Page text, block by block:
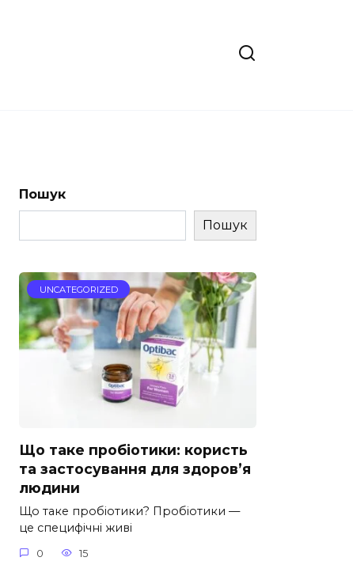
Пошук
Пошук
UNCATEGORIZED
Що таке пробіотики: користь
та застосування для здоров’я
людини
Що таке пробіотики? Пробіотики —
це специфічні живі
0 15